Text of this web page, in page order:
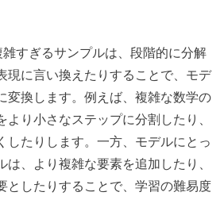
すぎるサンプルは、段階的に分解
現に言い換えたりすることで、モデ
変換します。例えば、複雑な数学の
より小さなステップに分割したり、
したりします。一方、モデルにとっ
は、より複雑な要素を追加したり、
としたりすることで、学習の難易度